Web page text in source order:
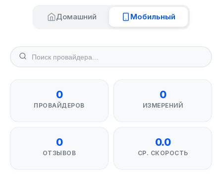
Домашний Мобильный
0
ПРОВАЙДЕРОВ
0
ИЗМЕРЕНИЙ
0
ОТЗЫВОВ
0.0
СР. СКОРОСТЬ